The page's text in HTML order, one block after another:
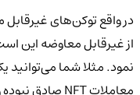
در واقع توکن‌های
معاملات NFT صادق نبوده و امکان انجام چنین کاری در دنیای کریپتو وجود ندارد.